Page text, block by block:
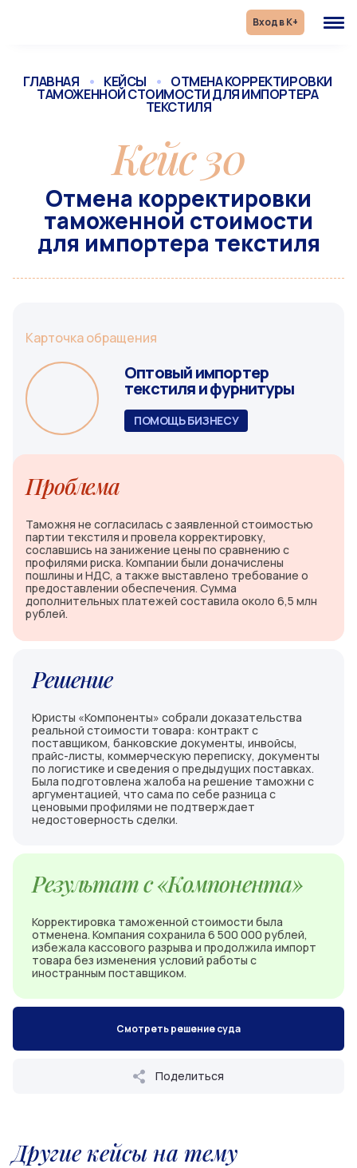
Вход в К+
ГЛАВНАЯ • КЕЙСЫ • ОТМЕНА КОРРЕКТИРОВКИ
ТАМОЖЕННОЙ СТОИМОСТИ ДЛЯ ИМПОРТЕРА
ТЕКСТИЛЯ
Кейс 30
Отмена корректировки
таможенной стоимости
для импортера текстиля
Карточка обращения
Оптовый импортер
текстиля и фурнитуры
ПОМОЩЬ БИЗНЕСУ
Проблема
Таможня не согласилась с заявленной стоимостью
партии текстиля и провела корректировку,
сославшись на занижение цены по сравнению с
профилями риска. Компании были доначислены
пошлины и НДС, а также выставлено требование о
предоставлении обеспечения. Сумма
дополнительных платежей составила около 6,5 млн
рублей.
Решение
Юристы «Компоненты» собрали доказательства
реальной стоимости товара: контракт с
поставщиком, банковские документы, инвойсы,
прайс-листы, коммерческую переписку, документы
по логистике и сведения о предыдущих поставках.
Была подготовлена жалоба на решение таможни с
аргументацией, что сама по себе разница с
ценовыми профилями не подтверждает
недостоверность сделки.
Результат с «Компонента»
Корректировка таможенной стоимости была
отменена. Компания сохранила 6 500 000 рублей,
избежала кассового разрыва и продолжила импорт
товара без изменения условий работы с
иностранным поставщиком.
Смотреть решение суда
Поделиться
Другие кейсы на тему